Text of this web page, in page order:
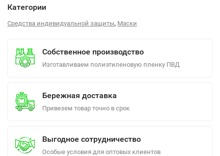
Категории
Средства индивидуальной защиты, Маски
Собственное производство
Изготавливаем полиэтиленовую пленку ПВД
Бережная доставка
Привезем товар точно в срок
Выгодное сотрудничество
Особые условия для оптовых клиентов